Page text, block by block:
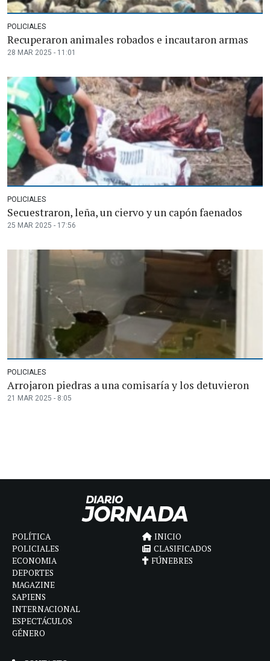
POLICIALES
Recuperaron animales robados e incautaron armas
28 MAR 2025 - 11:01
POLICIALES
Secuestraron, leña, un ciervo y un capón faenados
25 MAR 2025 - 17:56
POLICIALES
Arrojaron piedras a una comisaría y los detuvieron
21 MAR 2025 - 8:05
POLÍTICA
POLICIALES
ECONOMIA
DEPORTES
MAGAZINE
SAPIENS
INTERNACIONAL
ESPECTÁCULOS
GÉNERO
INICIO
CLASIFICADOS
FÚNEBRES